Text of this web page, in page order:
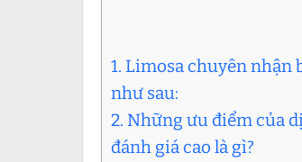
1. Limosa chuyên
như sau:
2. Những ưu điểm của
đánh giá cao là gì?